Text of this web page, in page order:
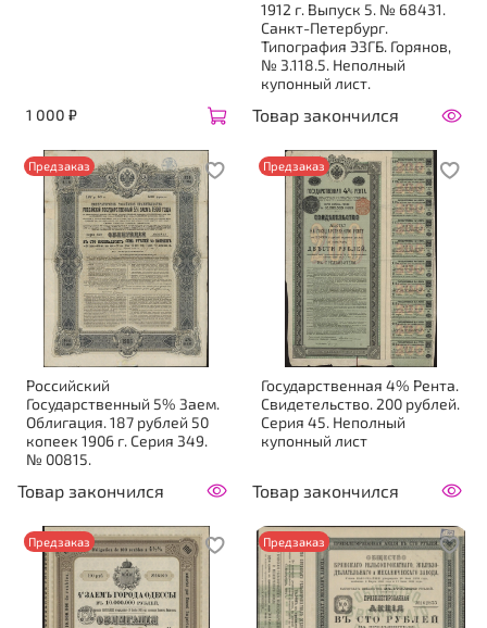
1 000 ₽
1912 г. Выпуск 5. № 68431.
Санкт-Петербург.
Типография ЭЗГБ. Горянов,
№ 3.118.5. Неполный
купонный лист.
Товар закончился
Предзаказ
Российский
Государственный 5% Заем.
Облигация. 187 рублей 50
копеек 1906 г. Серия 349.
№ 00815.
Товар закончился
Предзаказ
Государственная 4% Рента.
Свидетельство. 200 рублей.
Серия 45. Неполный
купонный лист
Товар закончился
Предзаказ Предзаказ